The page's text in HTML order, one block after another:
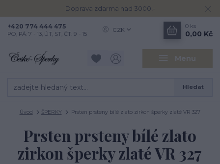
Doprava zdarma nad 3000,-
Menu
CZK
Hledat
+420 774 444 475
PO, PÁ: 7 - 13, ÚT, ST, ČT: 9 - 15
0 ks
0,00 Kč
Úvod ŠPERKY Prsten prsteny bílé zlato zirkon šperky zlaté VR 327
Prsten prsteny bílé zlato
zirkon šperky zlaté VR 327